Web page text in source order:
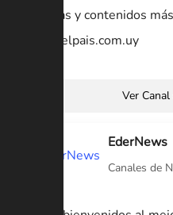
noticias y contenidos
www.elpais.com.uy
Ver
EderNews
Canales de